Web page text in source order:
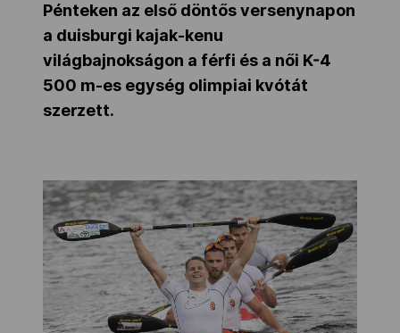
Társszervezetek
OVEP
Adatbank
Pénteken az első döntős versenynapon
a duisburgi kajak-kenu
világbajnokságon a férfi és a női K-4
500 m-es egység olimpiai kvótát
szerzett.